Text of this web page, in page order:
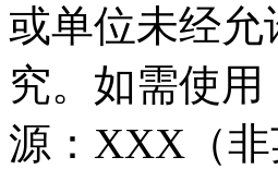
或单位未经
究。如需使用
源：XXX（